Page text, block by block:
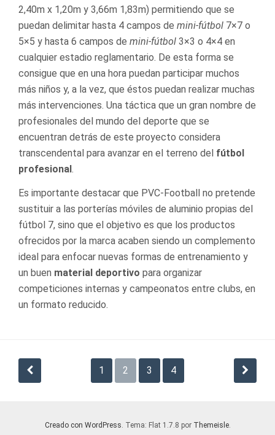
2,40m x 1,20m y 3,66m 1,83m) permitiendo que se
puedan delimitar hasta 4 campos de mini-fútbol 7×7 o
5×5 y hasta 6 campos de mini-fútbol 3×3 o 4×4 en
cualquier estadio reglamentario. De esta forma se
consigue que en una hora puedan participar muchos
más niños y, a la vez, que éstos puedan realizar muchas
más intervenciones. Una táctica que un gran nombre de
profesionales del mundo del deporte que se
encuentran detrás de este proyecto considera
transcendental para avanzar en el terreno del fútbol
profesional.
Es importante destacar que PVC-Football no pretende
sustituir a las porterías móviles de aluminio propias del
fútbol 7, sino que el objetivo es que los productos
ofrecidos por la marca acaben siendo un complemento
ideal para enfocar nuevas formas de entrenamiento y
un buen material deportivo para organizar
competiciones internas y campeonatos entre clubs, en
un formato reducido.
Navegación
1 2 3 4
Creado con WordPress . Tema: Flat 1.7.8 por Themeisle.